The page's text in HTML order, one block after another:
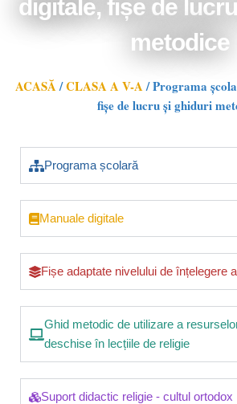
digitale, fișe de
metodice
ACASĂ/CLASA A V-A/Programa
fișe de lucru și ghiduri
Programa școlară
Manuale digitale
Fișe adaptate nivelului de înțelegere
Ghid metodic de utilizare a
deschise în lecțiile de religie
Suport didactic religie - cultul ortodox